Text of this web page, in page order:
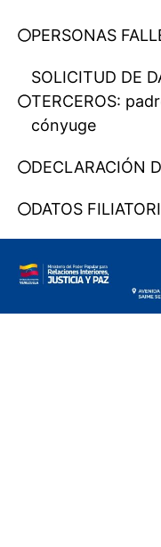
PERSONAS
SOLICITUD DE
TERCEROS:
cónyuge
DECLARACIÓN
DATOS